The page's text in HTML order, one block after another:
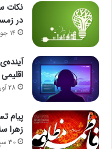
نکات
در
14 جولای 2021
28 آوریل 2021
پیام
زهرا
30 سپتامبر 2021